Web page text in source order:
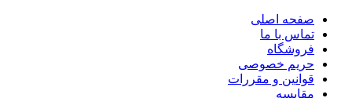
صفحه اصلی
تماس با ما
فروشگاه
حریم خصوصی
قوانین و مقررات
مقایسه